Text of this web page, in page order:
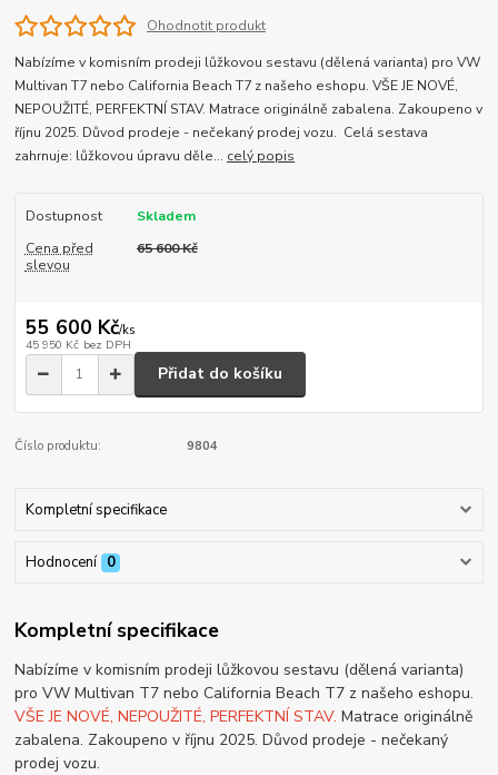
Ohodnotit produkt
Nabízíme v komisním prodeji lůžkovou sestavu (dělená varianta) pro VW
Multivan T7 nebo California Beach T7 z našeho eshopu. VŠE JE NOVÉ,
NEPOUŽITÉ, PERFEKTNÍ STAV. Matrace originálně zabalena. Zakoupeno v
říjnu 2025. Důvod prodeje - nečekaný prodej vozu. Celá sestava
zahrnuje: lůžkovou úpravu děle... celý popis
Dostupnost
Skladem
Cena před
slevou
65 600 Kč
55 600 Kč/ks
45 950 Kč bez DPH
Přidat do košíku
Číslo produktu: 9804
Kompletní specifikace
Hodnocení 0
Kompletní specifikace
Nabízíme v komisním prodeji lůžkovou sestavu (dělená varianta)
pro VW Multivan T7 nebo California Beach T7 z našeho eshopu.
VŠE JE NOVÉ, NEPOUŽITÉ, PERFEKTNÍ STAV. Matrace originálně
zabalena. Zakoupeno v říjnu 2025. Důvod prodeje - nečekaný
prodej vozu.